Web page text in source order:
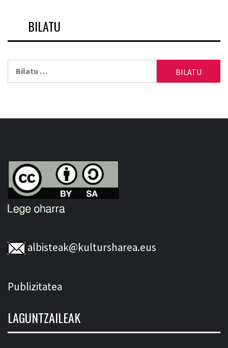
BILATU
albisteak@kultursharea.eus
Publizitatea
LAGUNTZAILEAK